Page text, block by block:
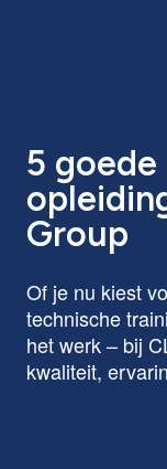
5
Group
Of je nu kiest
technische
het werk – bij
kwaliteit,